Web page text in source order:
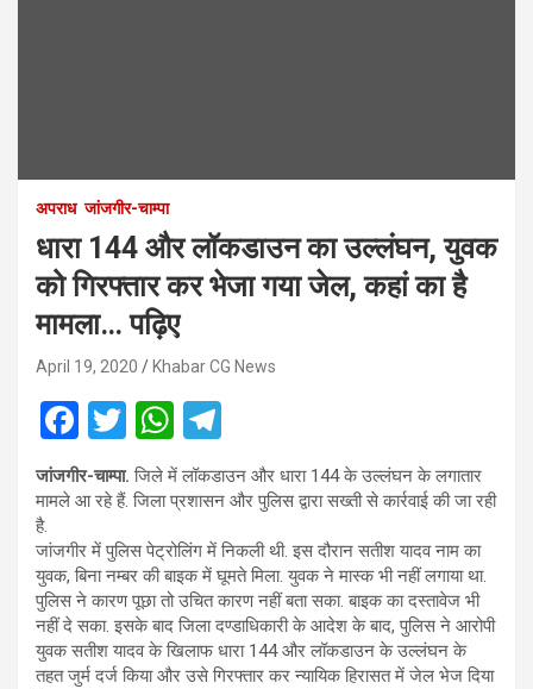
अपराध जांजगीर-चाम्पा
धारा 144 और लॉकडाउन का उल्लंघन, युवक
को गिरफ्तार कर भेजा गया जेल, कहां का है
मामला… पढ़िए
April 19, 2020 Khabar CG News
F
a
ce
b
o
o
k
T
wi
tt
er
W
h
at
s
A
p
p
el
e
gr
a
m
जांजगीर-चाम्पा. जिले में लॉकडाउन और धारा 144 के उल्लंघन के लगातार
मामले आ रहे हैं. जिला प्रशासन और पुलिस द्वारा सख्ती से कार्रवाई की जा रही
है.
जांजगीर में पुलिस पेट्रोलिंग में निकली थी. इस दौरान सतीश यादव नाम का
युवक, बिना नम्बर की बाइक में घूमते मिला. युवक ने मास्क भी नहीं लगाया था.
पुलिस ने कारण पूछा तो उचित कारण नहीं बता सका. बाइक का दस्तावेज भी
नहीं दे सका. इसके बाद जिला दण्डाधिकारी के आदेश के बाद, पुलिस ने आरोपी
युवक सतीश यादव के खिलाफ धारा 144 और लॉकडाउन के उल्लंघन के
तहत जुर्म दर्ज किया और उसे गिरफ्तार कर न्यायिक हिरासत में जेल भेज दिया